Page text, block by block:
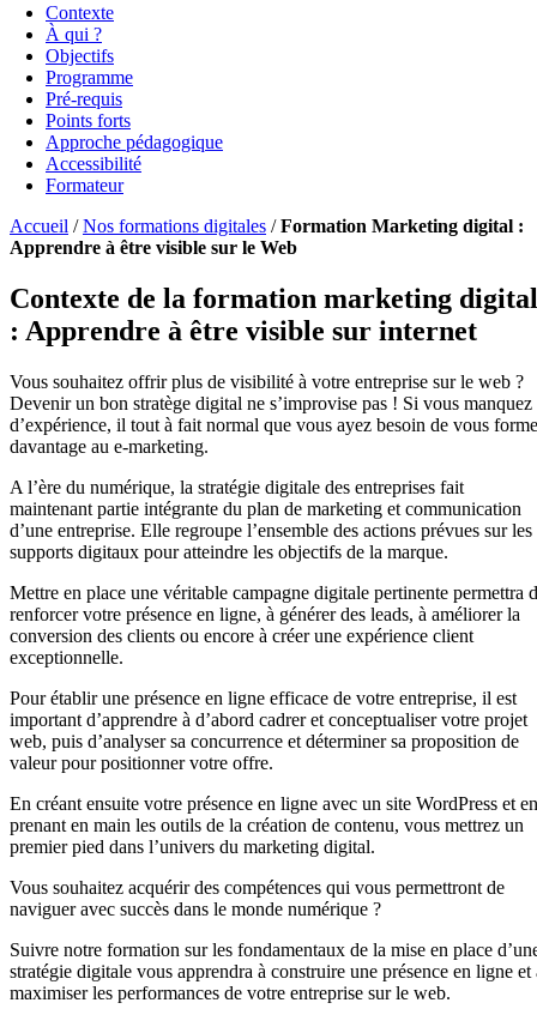
Contexte
À qui ?
Objectifs
Programme
Pré-requis
Points forts
Approche pédagogique
Accessibilité
Formateur
Accueil /Nos formations digitales /Formation Marketing digital :
Apprendre à être visible sur le Web
Contexte de la formation marketing digital
: Apprendre à être visible sur internet
Vous souhaitez offrir plus de visibilité à votre entreprise sur le web ?
Devenir un bon stratège digital ne s’improvise pas ! Si vous manquez
d’expérience, il tout à fait normal que vous ayez besoin de vous
davantage au e-marketing.
A l’ère du numérique, la stratégie digitale des entreprises fait
maintenant partie intégrante du plan de marketing et communication
d’une entreprise. Elle regroupe l’ensemble des actions prévues sur les
supports digitaux pour atteindre les objectifs de la marque.
Mettre en place une véritable campagne digitale pertinente permettra
renforcer votre présence en ligne, à générer des leads, à améliorer la
conversion des clients ou encore à créer une expérience client
exceptionnelle.
Pour établir une présence en ligne efficace de votre entreprise, il est
important d’apprendre à d’abord cadrer et conceptualiser votre projet
web, puis d’analyser sa concurrence et déterminer sa proposition de
valeur pour positionner votre offre.
En créant ensuite votre présence en ligne avec un site WordPress et en
prenant en main les outils de la création de contenu, vous mettrez un
premier pied dans l’univers du marketing digital.
Vous souhaitez acquérir des compétences qui vous permettront de
naviguer avec succès dans le monde numérique ?
Suivre notre formation sur les fondamentaux de la mise en place
stratégie digitale vous apprendra à construire une présence en ligne et
maximiser les performances de votre entreprise sur le web.